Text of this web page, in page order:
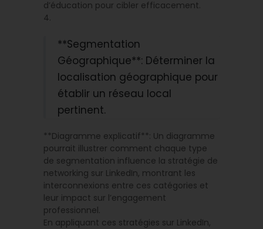
d’éducation pour cibler efficacement.
4.
**Segmentation
Géographique**: Déterminer la
localisation géographique pour
établir un réseau local
pertinent.
**Diagramme explicatif**: Un diagramme
pourrait illustrer comment chaque type
de segmentation influence la stratégie de
networking sur LinkedIn, montrant les
interconnexions entre ces catégories et
leur impact sur l’engagement
professionnel.
En appliquant ces stratégies sur LinkedIn,